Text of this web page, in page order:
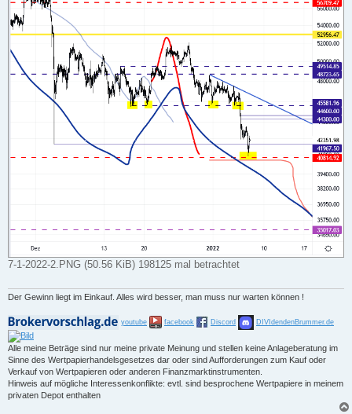
7-1-2022-2.PNG (50.56 KiB) 198125 mal betrachtet
Der Gewinn liegt im Einkauf. Alles wird besser, man muss nur warten können !
youtube facebook Discord DIVIdendenBrummer.de
Alle meine Beträge sind nur meine private Meinung und stellen keine Anlageberatung im
Sinne des Wertpapierhandelsgesetzes dar oder sind Aufforderungen zum Kauf oder
Verkauf von Wertpapieren oder anderen Finanzmarktinstrumenten.
Hinweis auf mögliche Interessenkonflikte: evtl. sind besprochene Wertpapiere in meinem
privaten Depot enthalten